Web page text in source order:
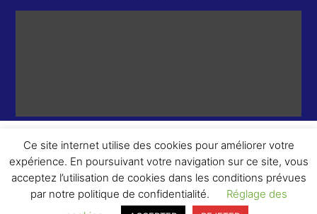
© 2026 – 2 ème Round – Tous droits réservés.
Ce site internet utilise des cookies pour améliorer votre
expérience. En poursuivant votre navigation sur ce site, vous
acceptez l’utilisation de cookies dans les conditions prévues
par notre politique de confidentialité.
Réglage des